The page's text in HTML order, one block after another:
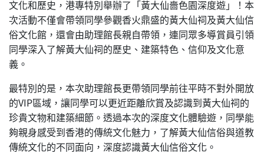
文化和歷史，港專特別舉辦了「黃大仙嗇色園深度遊」！本
次活動不僅會帶領同學參觀香火鼎盛的黃大仙祠及黃大仙信
俗文化館，還會由助理館長親自帶領，連同眾多導賞員引領
同學深入了解黃大仙祠的歷史、建築特色、信仰及文化意
義。
最特別的是，本次助理館長更帶領同學前往平時不對外開放
的VIP區域，讓同學可以更近距離欣賞及認識到黃大仙祠的
珍貴文物和建築細節。透過本次的深度文化體驗遊，同學能
夠親身感受到香港的傳統文化魅力，了解黃大仙信俗與道教
傳統文化的不同面向，深度認識黃大仙信俗文化。